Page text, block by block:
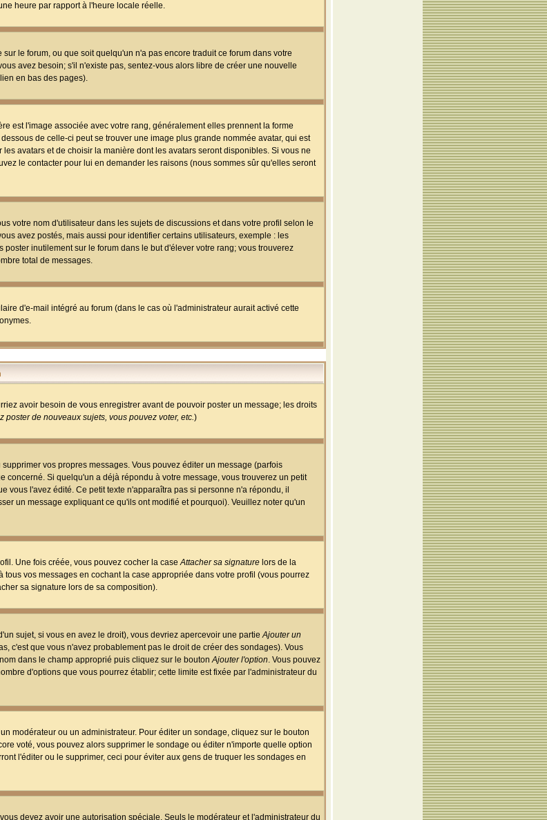
heure par rapport à l'heure locale réelle.
le forum, ou que soit quelqu'un n'a pas encore traduit ce forum dans votre
avez besoin; s'il n'existe pas, sentez-vous alors libre de créer une nouvelle
en bas des pages).
est l'image associée avec votre rang, généralement elles prennent la forme
de celle-ci peut se trouver une image plus grande nommée avatar, qui est
avatars et de choisir la manière dont les avatars seront disponibles. Si vous ne
le contacter pour lui en demander les raisons (nous sommes sûr qu'elles seront
votre nom d'utilisateur dans les sujets de discussions et dans votre profil selon le
avez postés, mais aussi pour identifier certains utilisateurs, exemple : les
inutilement sur le forum dans le but d'élever votre rang; vous trouverez
total de messages.
d'e-mail intégré au forum (dans le cas où l'administrateur aurait activé cette
avoir besoin de vous enregistrer avant de pouvoir poster un message; les droits
poster de nouveaux sujets, vous pouvez voter, etc.)
vos propres messages. Vous pouvez éditer un message (parfois
concerné. Si quelqu'un a déjà répondu à votre message, vous trouverez un petit
l'avez édité. Ce petit texte n'apparaîtra pas si personne n'a répondu, il
un message expliquant ce qu'ils ont modifié et pourquoi). Veuillez noter qu'un
Une fois créée, vous pouvez cocher la caseAttacher sa signature lors de la
vos messages en cochant la case appropriée dans votre profil (vous pourrez
sa signature lors de sa composition).
sujet, si vous en avez le droit), vous devriez apercevoir une partieAjouter un
c'est que vous n'avez probablement pas le droit de créer des sondages). Vous
dans le champ approprié puis cliquez sur le boutonAjouter l'option. Vous pouvez
d'options que vous pourrez établir; cette limite est fixée par l'administrateur du
modérateur ou un administrateur. Pour éditer un sondage, cliquez sur le bouton
voté, vous pouvez alors supprimer le sondage ou éditer n'importe quelle option
l'éditer ou le supprimer, ceci pour éviter aux gens de truquer les sondages en
devez avoir une autorisation spéciale. Seuls le modérateur et l'administrateur du